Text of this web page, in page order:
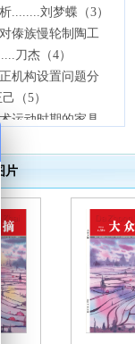
........刘梦蝶（3）
傣族慢轮制陶工
刀杰（4）
机构设置问题分
己（5）
运动时期的家具
雨（
级公共图书馆创
思考
（7）
调夜曲》的音乐内
分析 黄昕桐
动化监测技术分
9）
片